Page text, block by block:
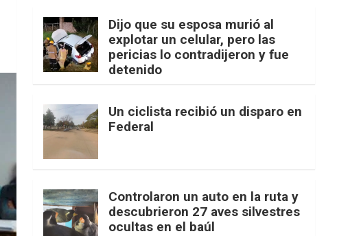
Dijo que su esposa murió al
explotar un celular, pero las
pericias lo contradijeron y fue
detenido
Un ciclista recibió un disparo en
Federal
Controlaron un auto en la ruta y
descubrieron 27 aves silvestres
ocultas en el baúl